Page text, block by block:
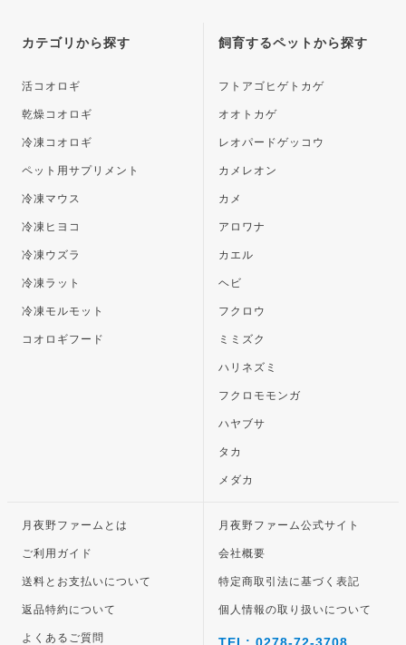
カテゴリから探す
活コオロギ
乾燥コオロギ
冷凍コオロギ
ペット用サプリメント
冷凍マウス
冷凍ヒヨコ
冷凍ウズラ
冷凍ラット
冷凍モルモット
コオロギフード
飼育するペットから探す
フトアゴヒゲトカゲ
オオトカゲ
レオパードゲッコウ
カメレオン
カメ
アロワナ
カエル
ヘビ
フクロウ
ミミズク
ハリネズミ
フクロモモンガ
ハヤブサ
タカ
メダカ
月夜野ファームとは
ご利用ガイド
送料とお支払いについて
返品特約について
よくあるご質問
月夜野ファーム公式サイト
会社概要
特定商取引法に基づく表記
個人情報の取り扱いについて